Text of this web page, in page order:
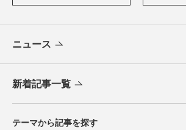
ニュース
新着記事一覧
テーマから記事を探す